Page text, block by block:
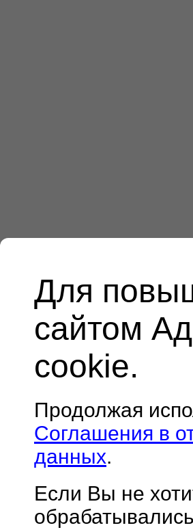
Для
сайтом
cookie.
Продолжая
Соглашения в
данных.
Если Вы не